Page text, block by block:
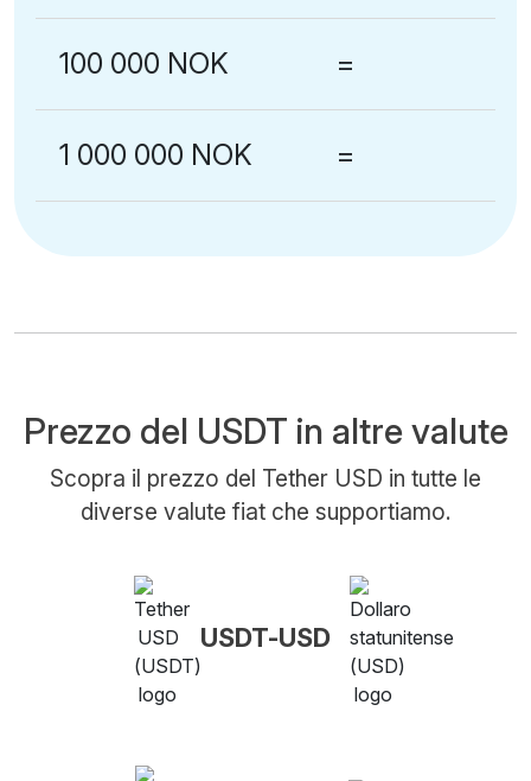
100 000 NOK =
1 000 000 NOK =
Prezzo del USDT in altre valute
Scopra il prezzo del Tether USD in tutte le
diverse valute fiat che supportiamo.
USDT-USD